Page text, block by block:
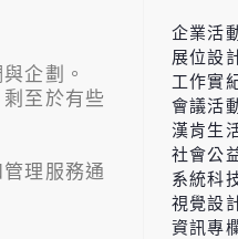
企劃。
至於有些
理服務通
企業活
展位設
工作實
會議活
漢肯生
社會公
系統科
視覺設
資訊專